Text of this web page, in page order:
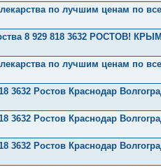
по лучшим ценам по
8 929 818 3632 РОСТОВ!
по лучшим ценам по
3632 Ростов Краснодар
3632 Ростов Краснодар
3632 Ростов Краснодар